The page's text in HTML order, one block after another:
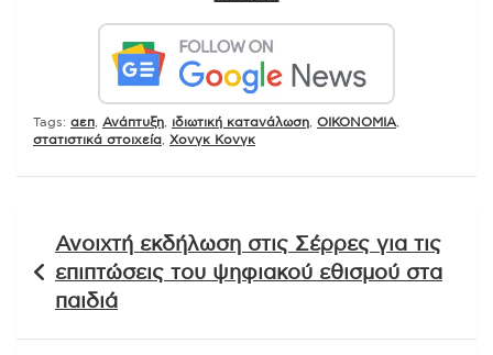
Tags: αεπ Ανάπτυξη ιδιωτική κατανάλωση ΟΙΚΟΝΟΜΙΑ
στατιστικά στοιχεία Χονγκ Κονγκ
άρθρων
Ανοιχτή εκδήλωση στις Σέρρες για τις
επιπτώσεις του ψηφιακού εθισμού στα
παιδιά